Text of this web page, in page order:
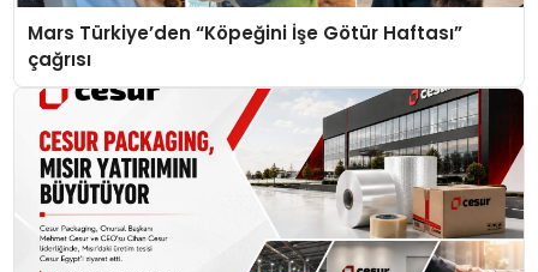
Mars Türkiye’den “Köpeğini İşe Götür Haftası”
çağrısı